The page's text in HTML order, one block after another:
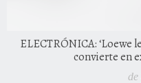
ELECTRÓNICA: ‘Loewe
convierte en
de